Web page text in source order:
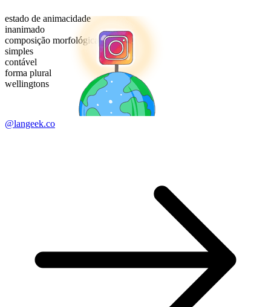
estado de animacidade
inanimado
composição morfológica
simples
contável
forma plural
wellingtons
@langeek.co